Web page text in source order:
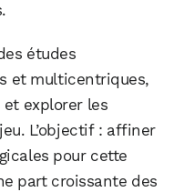
études
et multicentriques,
explorer les
L’objectif : affiner
pour cette
part croissante des